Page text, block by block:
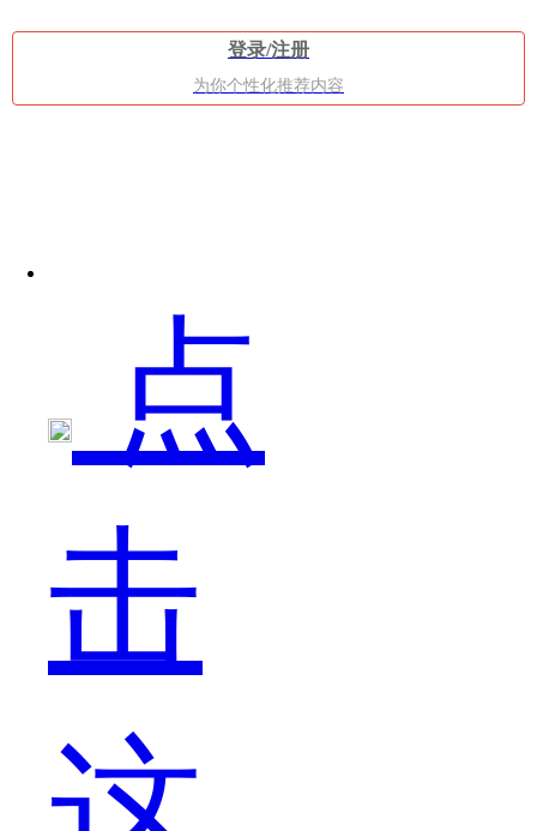
同
一
款
登录/注册
为你个性化推荐内容
点
击